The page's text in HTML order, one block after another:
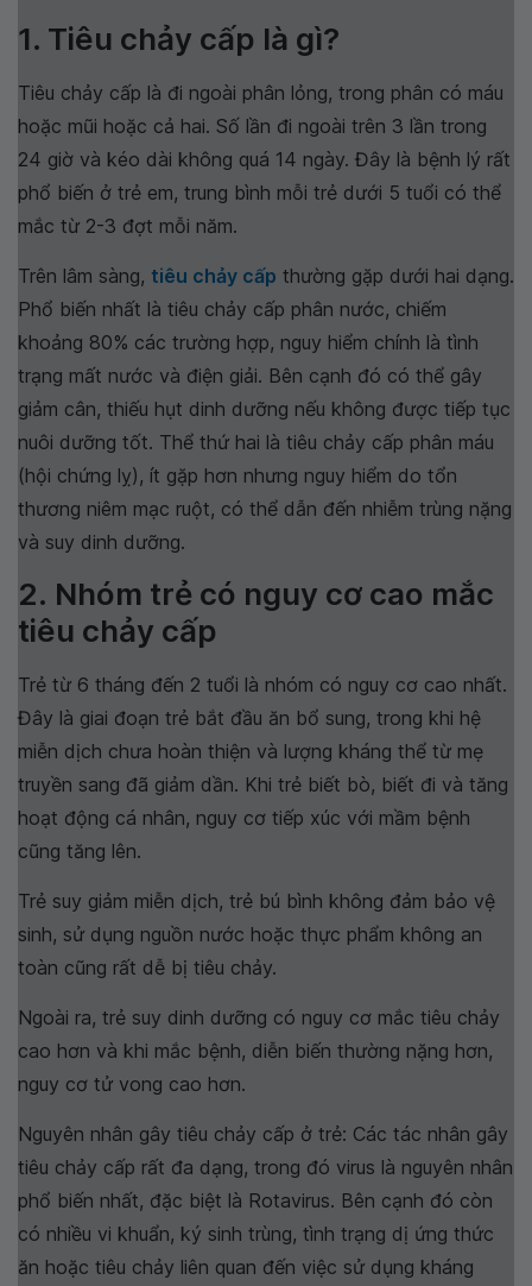
1. Tiêu chảy cấp là gì?
Tiêu chảy cấp là đi ngoài phân lỏng, trong phân có máu
hoặc mũi hoặc cả hai. Số lần đi ngoài trên 3 lần trong
24 giờ và kéo dài không quá 14 ngày. Đây là bệnh lý rất
phổ biến ở trẻ em, trung bình mỗi trẻ dưới 5 tuổi có thể
mắc từ 2-3 đợt mỗi năm.
Trên lâm sàng, tiêu chảy cấp thường gặp dưới hai dạng.
Phổ biến nhất là tiêu chảy cấp phân nước, chiếm
khoảng 80% các trường hợp, nguy hiểm chính là tình
trạng mất nước và điện giải. Bên cạnh đó có thể gây
giảm cân, thiếu hụt dinh dưỡng nếu không được tiếp tục
nuôi dưỡng tốt. Thể thứ hai là tiêu chảy cấp phân máu
(hội chứng lỵ), ít gặp hơn nhưng nguy hiểm do tổn
thương niêm mạc ruột, có thể dẫn đến nhiễm trùng nặng
và suy dinh dưỡng.
2. Nhóm trẻ có nguy cơ cao mắc
tiêu chảy cấp
Trẻ từ 6 tháng đến 2 tuổi là nhóm có nguy cơ cao nhất.
Đây là giai đoạn trẻ bắt đầu ăn bổ sung, trong khi hệ
miễn dịch chưa hoàn thiện và lượng kháng thể từ mẹ
truyền sang đã giảm dần. Khi trẻ biết bò, biết đi và tăng
hoạt động cá nhân, nguy cơ tiếp xúc với mầm bệnh
cũng tăng lên.
Trẻ suy giảm miễn dịch, trẻ bú bình không đảm bảo vệ
sinh, sử dụng nguồn nước hoặc thực phẩm không an
toàn cũng rất dễ bị tiêu chảy.
Ngoài ra, trẻ suy dinh dưỡng có nguy cơ mắc tiêu chảy
cao hơn và khi mắc bệnh, diễn biến thường nặng hơn,
nguy cơ tử vong cao hơn.
Nguyên nhân gây tiêu chảy cấp ở trẻ: Các tác nhân gây
tiêu chảy cấp rất đa dạng, trong đó virus là nguyên nhân
phổ biến nhất, đặc biệt là Rotavirus. Bên cạnh đó còn
có nhiều vi khuẩn, ký sinh trùng, tình trạng dị ứng thức
ăn hoặc tiêu chảy liên quan đến việc sử dụng kháng